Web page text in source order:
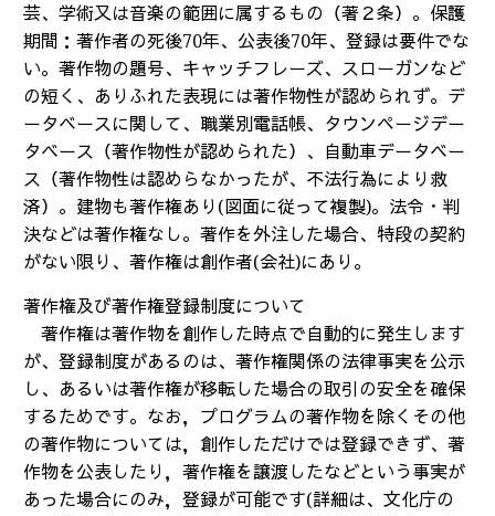
芸、学術又は音楽の範囲に属するもの（著２条）。保護
期間：著作者の死後70年、公表後70年、登録は要件でな
い。著作物の題号、キャッチフレーズ、スローガンなど
の短く、ありふれた表現には著作物性が認められず。デ
ータベースに関して、職業別電話帳、タウンページデー
タベース（著作物性が認められた）、自動車データベー
ス（著作物性は認めらなかったが、不法行為により救
済）。建物も著作権あり(図面に従って複製)。法令・判
決などは著作権なし。著作を外注した場合、特段の契約
がない限り、著作権は創作者(会社)にあり。
著作権及び著作権登録制度について
著作権は著作物を創作した時点で自動的に発生します
が、登録制度があるのは、著作権関係の法律事実を公示
し、あるいは著作権が移転した場合の取引の安全を確保
するためです。なお，プログラムの著作物を除くその他
の著作物については，創作しただけでは登録できず、著
作物を公表したり，著作権を譲渡したなどという事実が
あった場合にのみ，登録が可能です(詳細は、文化庁の